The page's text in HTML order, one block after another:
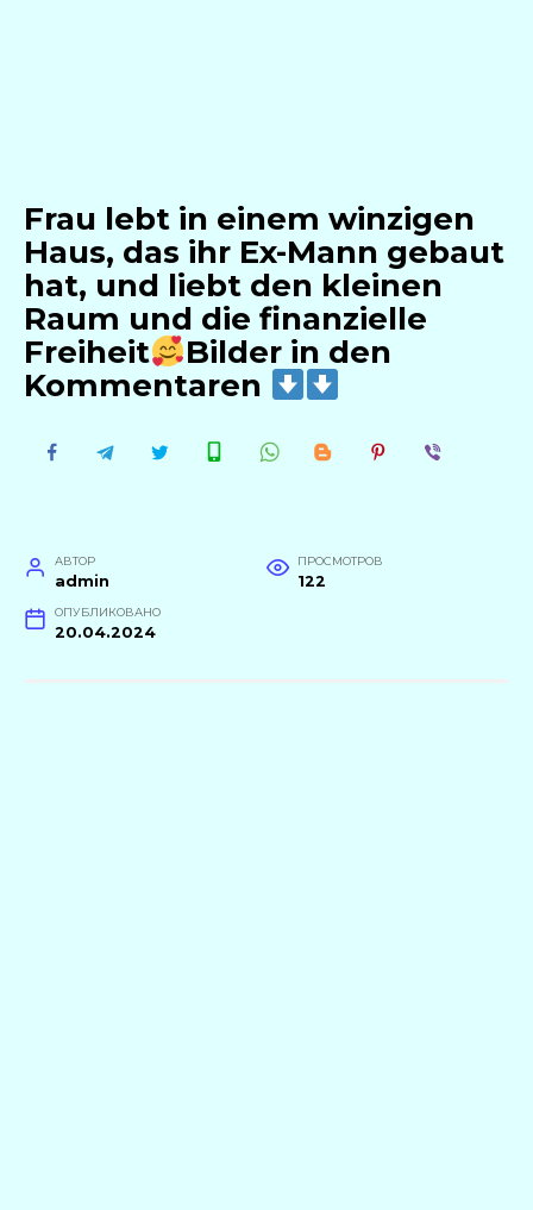
Frau lebt in einem winzigen
Haus, das ihr Ex-Mann gebaut
hat, und liebt den kleinen
Raum und die finanzielle
Freiheit
Bilder in den
Kommentaren
АВТОР
admin
ПРОСМОТРОВ
122
ОПУБЛИКОВАНО
20.04.2024